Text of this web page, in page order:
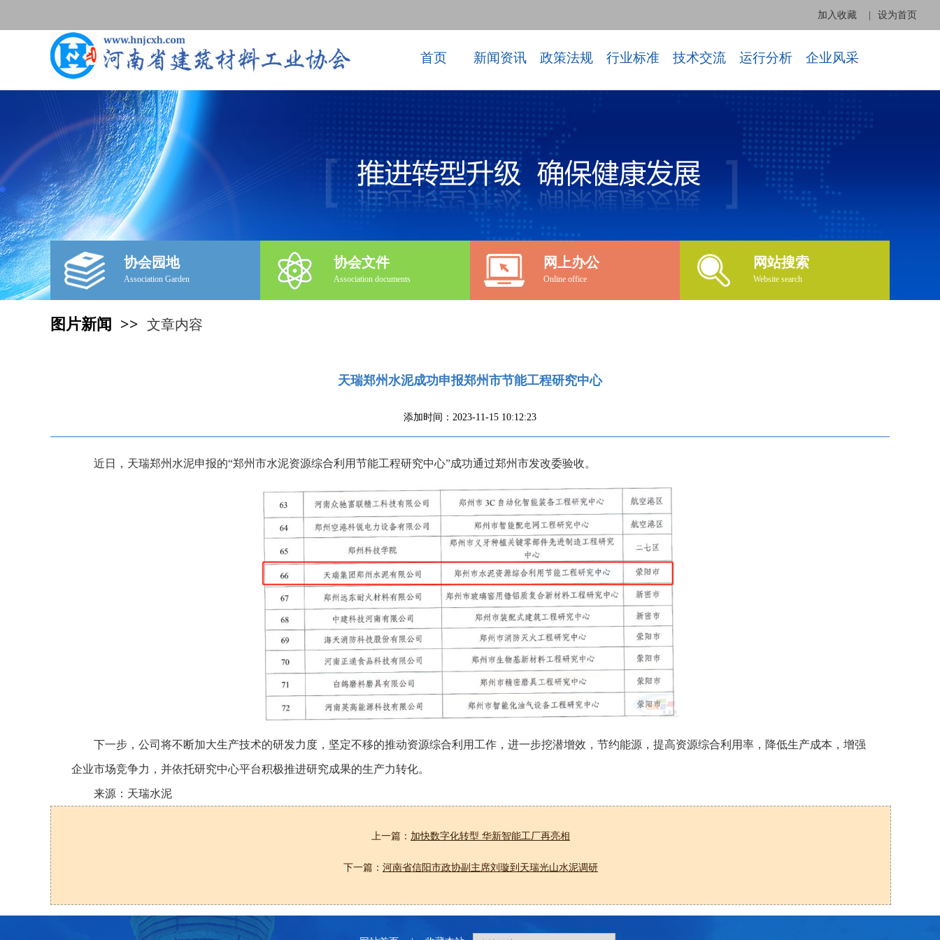
加入收藏 设为首页
首页 新闻资讯 政策法规 行业标准 技术交流 运行分析 企业风采
协会园地
Association Garden
协会文件
Association documents
网上办公
Online office
网站搜索
Website search
图片新闻 >> 文章内容
天瑞郑州水泥成功申报郑州市节能工程研究中心
添加时间：2023-11-15 10:12:23
近日，天瑞郑州水泥申报的“郑州市水泥资源综合利用节能工程研究中心”成功通过郑州市发改委验收。
下一步，公司将不断加大生产技术的研发力度，坚定不移的推动资源综合利用工作，进一步挖潜增效，节约能源，提高资源综合利用率，降低生产成本，增强
企业市场竞争力，并依托研究中心平台积极推进研究成果的生产力转化。
来源：天瑞水泥
上一篇： 加快数字化转型 华新智能工厂再亮相
下一篇： 河南省信阳市政协副主席刘璇到天瑞光山水泥调研